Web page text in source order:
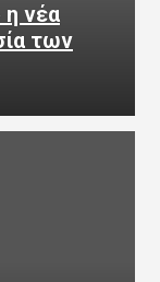
η νέα
των